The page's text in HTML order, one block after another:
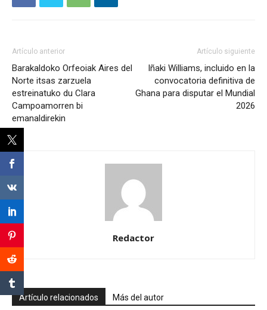
Artículo anterior
Barakaldoko Orfeoiak Aires del
Norte itsas zarzuela
estreinatuko du Clara
Campoamorren bi
emanaldirekin
Artículo siguiente
Iñaki Williams, incluido en la
convocatoria definitiva de
Ghana para disputar el Mundial
2026
Redactor
Artículo relacionados Más del autor